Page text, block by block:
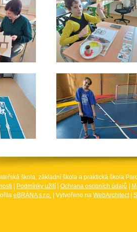
škola, základní škola a praktická škola
Podmínky užití Ochrana osobních údajů
eBRÁNA s.r.o. | Vytvořeno na WebArchitect|